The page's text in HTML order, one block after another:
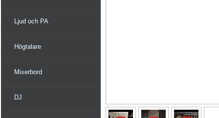
Ljud och PA
Högtalare
Mixerbord
DJ